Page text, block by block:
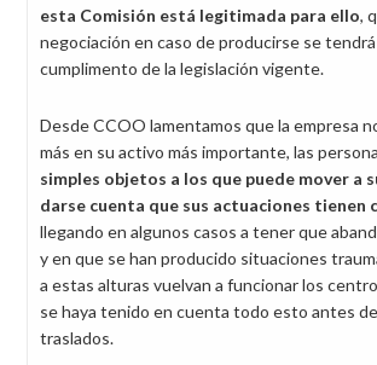
esta Comisión está legitimada para ello,
negociación en caso de producirse se
cumplimento de la legislación vigente.
Desde CCOO lamentamos que la empresa
más en su activo más importante, las
simples objetos a los que puede mover a
darse cuenta que sus actuaciones tienen
llegando en algunos casos a tener que
y en que se han producido situaciones
a estas alturas vuelvan a funcionar los
se haya tenido en cuenta todo esto antes
traslados.